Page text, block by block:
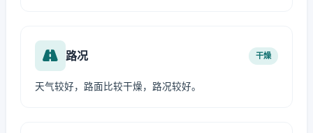
路况 干燥
天气较好，路面比较干燥，路况较好。